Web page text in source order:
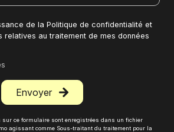
de la Politique de confidentialité et
relatives au traitement de mes données
Envoyer
ce formulaire sont enregistrées dans un fichier
agissant comme Sous-traitant du traitement pour la